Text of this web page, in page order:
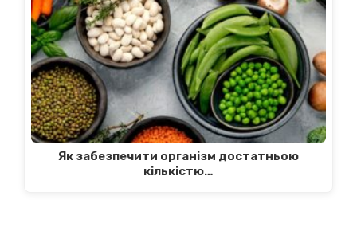
Як забезпечити організм достатньою
кількістю…